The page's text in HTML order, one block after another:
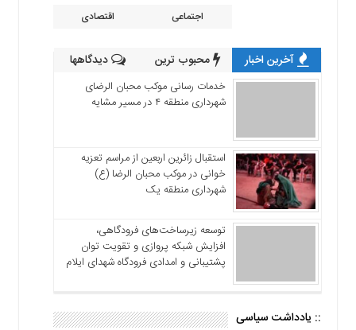
اجتماعی اقتصادی
آخرین اخبار محبوب ترین دیدگاهها
خدمات رسانی موکب محبان الرضای
شهرداری منطقه ۴ در مسیر مشایه
استقبال زائرین اربعین از مراسم تعزیه
خوانی در موکب محبان الرضا (ع)
شهرداری منطقه یک
توسعه زیرساخت‌های فرودگاهی،
افزایش شبکه پروازی و تقویت توان
پشتیبانی و امدادی فرودگاه شهدای ایلام
:: یادداشت سیاسی